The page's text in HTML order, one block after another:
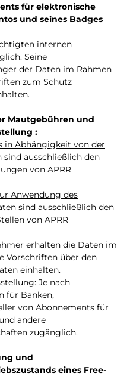
für elektronische
und seines Badges
internen
Seine
der Daten im Rahmen
zum Schutz
Mautgebühren und
:
in Abhängigkeit von der
sind ausschließlich den
von APRR
Anwendung des
sind ausschließlich den
von APRR
erhalten die Daten im
Vorschriften über den
einhalten.
Je nach
für Banken,
von Abonnements für
andere
zugänglich.
und
eines Free-